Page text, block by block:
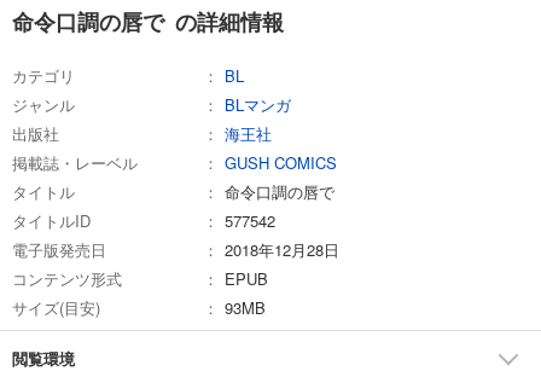
命令口調の唇で の詳細情報
カテゴリ
BL
ジャンル
BLマンガ
出版社
海王社
掲載誌・レーベル
GUSH COMICS
タイトル
命令口調の唇で
タイトルID
577542
電子版発売日
2018年12月28日
コンテンツ形式
EPUB
サイズ(目安)
93MB
閲覧環境